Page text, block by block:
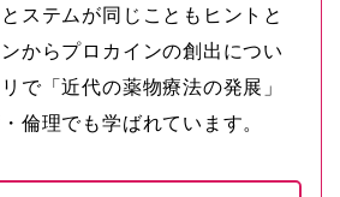
とステムが同じこともヒントと
からプロカインの創出につい
で「近代の薬物療法の発展」
倫理でも学ばれています。